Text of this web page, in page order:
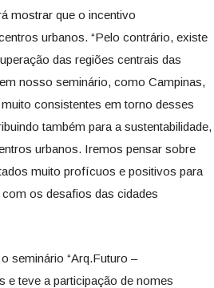
mostrar que o incentivo
urbanos. “Pelo contrário, existe
das regiões centrais das
nosso seminário, como Campinas,
consistentes em torno desses
também para a sustentabilidade,
urbanos. Iremos pensar sobre
muito profícuos e positivos para
os desafios das cidades
seminário “Arq.Futuro –
e teve a participação de nomes